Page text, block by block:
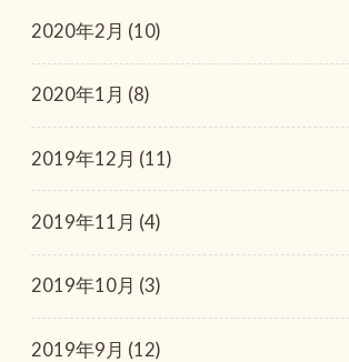
2020年2月 (10)
2020年1月 (8)
2019年12月 (11)
2019年11月 (4)
2019年10月 (3)
2019年9月 (12)